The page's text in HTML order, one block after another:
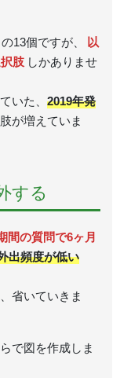
13個ですが、
以
肢 しかありませ
いた、 2019年発
が増えていま
する
間の質問で6ヶ月
出頻度が低い
省いていきま
で図を作成しま